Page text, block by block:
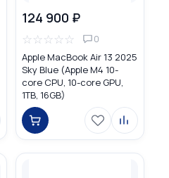
124 900 ₽
☆☆☆☆☆ 0
Apple MacBook Air 13 2025
Sky Blue (Apple M4 10-
core CPU, 10-core GPU,
1TB, 16GB)